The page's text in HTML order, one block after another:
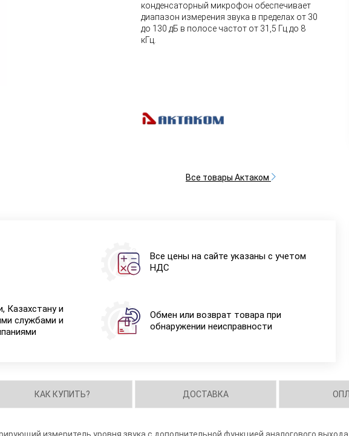
конденсаторный микрофон обеспечивает
диапазон измерения звука в пределах от 30
до 130 дБ в полосе частот от 31,5 Гц до 8
кГц.
Все товары Актаком
Все цены на сайте указаны с учетом
НДС
Казахстану и
службами и
Обмен или возврат товара при
обнаружении неисправности
КАК КУПИТЬ? ДОСТАВКА
измеритель уровня звука с дополнительной функцией аналогового